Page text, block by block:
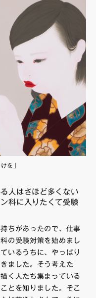
を」
人はさほど多くない
科に入りたくて受験
ちがあったので、仕事
の受験対策を始めまし
いるうちに、やっぱり
ました。そう考えた
く人たち集まっている
とを知りました。そこ